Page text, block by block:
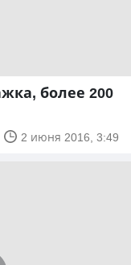
более 200
2 июня 2016, 3:49